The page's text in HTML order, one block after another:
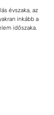
évszaka, az
inkább a
időszaka.